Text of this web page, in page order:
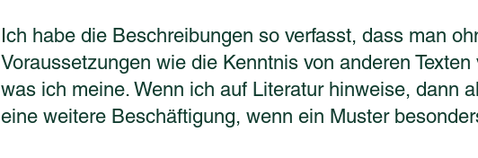
Ich habe die Beschreibungen so verfasst, dass man
Voraussetzungen wie die Kenntnis von anderen
was ich meine. Wenn ich auf Literatur hinweise, dann
eine weitere Beschäftigung, wenn ein Muster